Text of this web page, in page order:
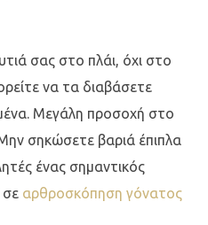
σας στο πλάι, όχι στο
να τα διαβάσετε
Μεγάλη προσοχή στο
σηκώσετε βαριά έπιπλα
ένας σημαντικός
σε αρθροσκόπηση γόνατος